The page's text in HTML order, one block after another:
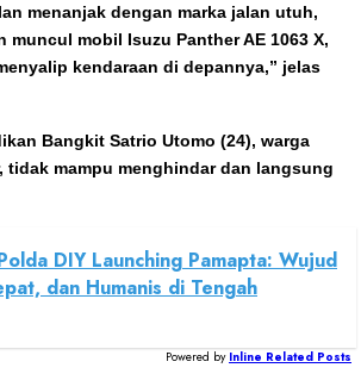
menanjak dengan marka jalan utuh,
muncul mobil Isuzu Panther AE 1063 X,
kendaraan di depannya,” jelas
Bangkit Satrio Utomo (24), warga
tidak mampu menghindar dan langsung
DIY Launching Pamapta: Wujud
dan Humanis di Tengah
Powered by Inline Related Posts